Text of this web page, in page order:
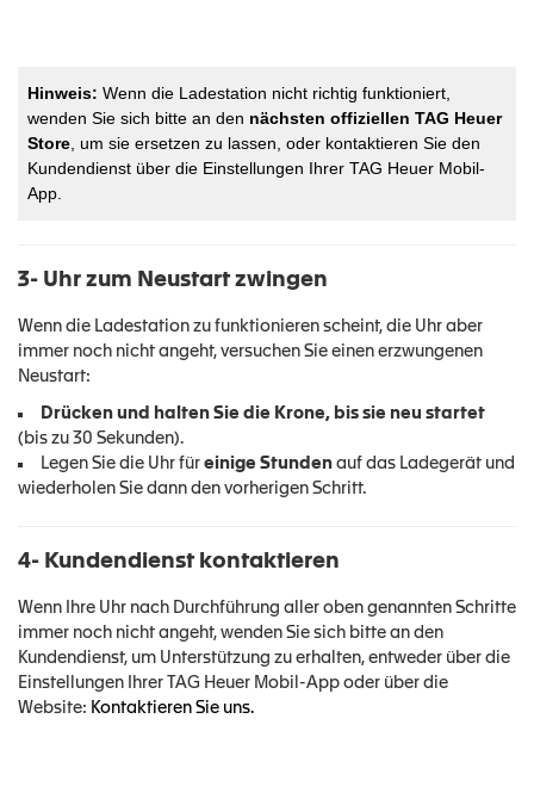
Hinweis: Wenn die Ladestation nicht richtig funktioniert,
wenden Sie sich bitte an den nächsten offiziellen TAG Heuer
Store , um sie ersetzen zu lassen, oder kontaktieren Sie den
Kundendienst über die Einstellungen Ihrer TAG Heuer Mobil-
App.
3- Uhr zum Neustart zwingen
Wenn die Ladestation zu funktionieren scheint, die Uhr aber
immer noch nicht angeht, versuchen Sie einen erzwungenen
Neustart:
Drücken und halten Sie die Krone, bis sie neu startet
(bis zu 30 Sekunden).
Legen Sie die Uhr für einige Stunden auf das Ladegerät und
wiederholen Sie dann den vorherigen Schritt.
4- Kundendienst kontaktieren
Wenn Ihre Uhr nach Durchführung aller oben genannten Schritte
immer noch nicht angeht, wenden Sie sich bitte an den
Kundendienst, um Unterstützung zu erhalten, entweder über die
Einstellungen Ihrer TAG Heuer Mobil-App oder über die
Website: Kontaktieren Sie uns.